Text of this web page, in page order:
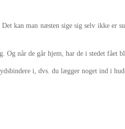
kan man næsten sige sig selv ikke er
når de går hjem, har de i stedet fået
i, dvs. du lægger noget ind i